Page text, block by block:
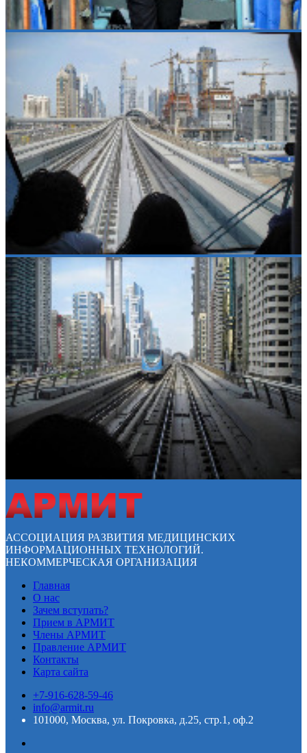
АССОЦИАЦИЯ РАЗВИТИЯ МЕДИЦИНСКИХ
ИНФОРМАЦИОННЫХ ТЕХНОЛОГИЙ.
НЕКОММЕРЧЕСКАЯ ОРГАНИЗАЦИЯ
Главная
О нас
Зачем вступать?
Прием в АРМИТ
Члены АРМИТ
Правление АРМИТ
Контакты
Карта сайта
+7-916-628-59-46
info@armit.ru
101000, Москва, ул. Покровка, д.25, стр.1, оф.2